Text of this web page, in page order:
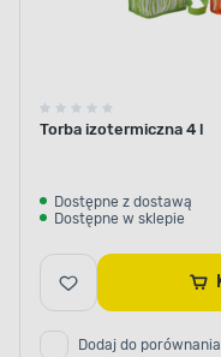
Torba izotermiczna 4 l
Dostępne z dostawą
Dostępne w sklepie
Dodaj do porównania